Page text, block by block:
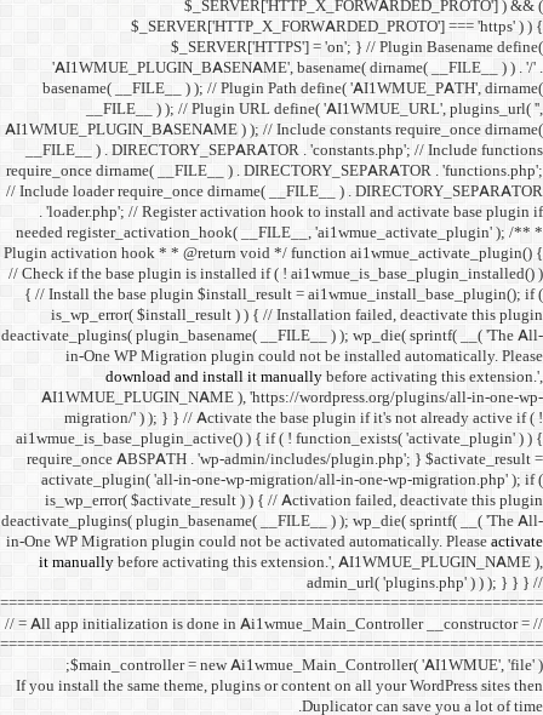
basename( __FILE__ )
__FILE__ ) ); //
__FILE__ ) .
require_once dirname(
// Include loader
. 'loader.php'; //
needed
Plugin activation hook * *
// Check if the base plugin
{ // Install the base plugin
is_wp_error(
deactivate_plugins(
in-One WP
download
migration/' ) ); } } //
require_once ABSPATH
activate_plugin( 'all-in-
is_wp_error(
deactivate_plugins(
in-One WP Migration plugin
it manuallybefore
// = All app initialization is
$main_controller
If you install the same